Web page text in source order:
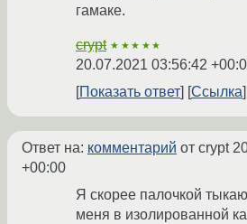
гамаке.
crypt ★★★★★
20.07.2021 03:56:42
Показать ответ
Ссылка
Ответ на: комментарий от crypt
+00:00
Я скорее палочкой
меня в изолированной